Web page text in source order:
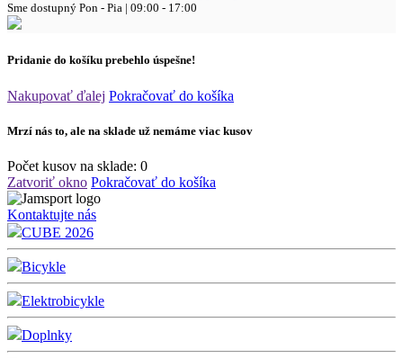
Sme dostupný Pon - Pia | 09:00 - 17:00
Pridanie do košíku prebehlo úspešne!
Nakupovať ďalej Pokračovať do košíka
Mrzí nás to, ale na sklade už nemáme viac kusov
Počet kusov na sklade: 0
Zatvoriť okno Pokračovať do košíka
Kontaktujte nás
CUBE 2026
Bicykle
Elektrobicykle
Doplnky